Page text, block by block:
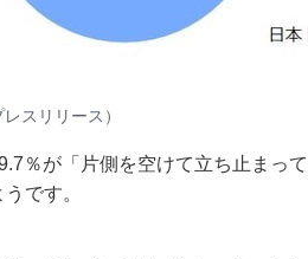
スリリース）
％が「片側を空けて立ち止まっ
です。